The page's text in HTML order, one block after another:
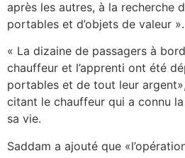
après les autres, à la recherche
portables et d’objets de valeur ».
« La dizaine de passagers à
chauffeur et l’apprenti ont été
portables et de tout leur
citant le chauffeur qui a connu
sa vie.
Saddam a ajouté que